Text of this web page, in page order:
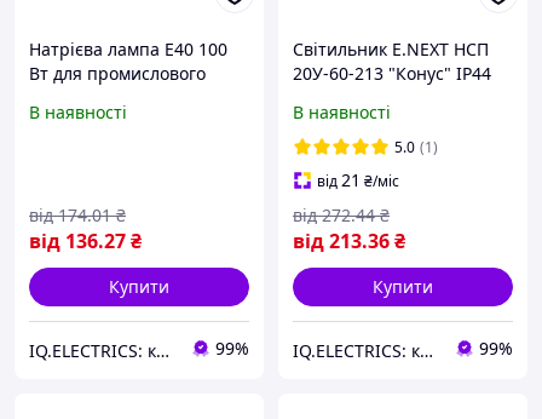
Натрієва лампа E40 100
Вт для промислового
24000 годин служби
В наявності
від 136.27₴
від 174.01 ₴
Купити
IQ.ELECTRICS: купити електрику оптом 99%
Світильник E.NEXT НСП
20У-60-213 "Конус" IP44
освітлення 60 Вт
В наявності
5.0 (1)
від21 ₴/міс
від213.36₴
від 272.44 ₴
Купити
IQ.ELECTRICS: купити електрику оптом 99%